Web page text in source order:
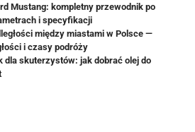
Mustang: kompletny przewodnik po
i specyfikacji
między miastami w Polsce —
i czasy podróży
dla skuterzystów: jak dobrać olej do